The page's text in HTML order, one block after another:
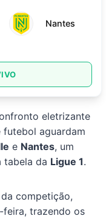
Nantes
eletrizante
futebol aguardam
e Nantes, um
tabela da Ligue 1.
competição,
feira, trazendo os